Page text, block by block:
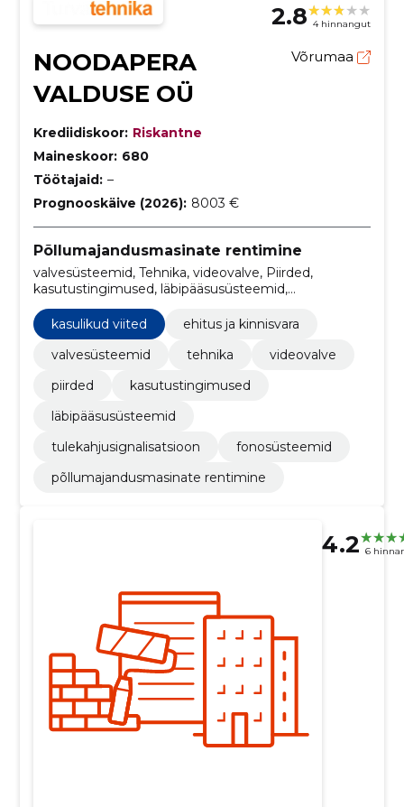
2.8 4 hinnangut
NOODAPERA
VALDUSE OÜ
Võrumaa
Krediidiskoor: Riskantne
Maineskoor: 680
Töötajaid: –
Prognooskäive (2026): 8003 €
Põllumajandusmasinate rentimine
valvesüsteemid, Tehnika, videovalve, Piirded,
kasutustingimused, läbipääsusüsteemid,
Tulekahjusignalisatsioon, kasulikud viited,
fonosüsteemid, ehitus ja kinnisvara
kasulikud viited
ehitus ja kinnisvara
valvesüsteemid
tehnika
videovalve
piirded
kasutustingimused
läbipääsusüsteemid
tulekahjusignalisatsioon
fonosüsteemid
põllumajandusmasinate rentimine
4.2 6